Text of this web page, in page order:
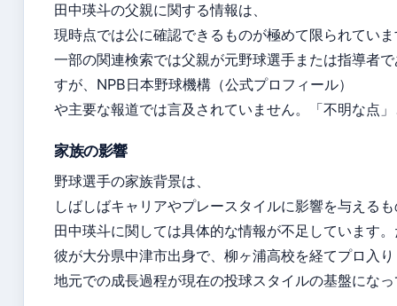
田中瑛斗の父親に関する情報は、
現時点では公に確認できるものが極めて限られてい
一部の関連検索では父親が元野球選手または指導者
すが、NPB日本野球機構（公式プロフィール）
や主要な報道では言及されていません。「不明な点
家族の影響
野球選手の家族背景は、
しばしばキャリアやプレースタイルに影響を与える
田中瑛斗に関しては具体的な情報が不足しています
彼が大分県中津市出身で、柳ヶ浦高校を経てプロ入
地元での成長過程が現在の投球スタイルの基盤にな